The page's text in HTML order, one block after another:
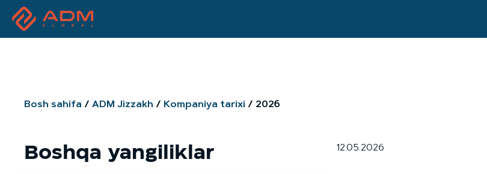
Bosh sahifa ADM Jizzakh Kompaniya tarixi 2026
12.05.2026
Boshqa yangiliklar